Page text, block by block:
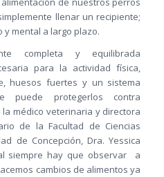
llenar un recipiente;
mental a largo plazo.
completa y equilibrada
para la actividad física,
huesos fuertes y un sistema
puede protegerlos contra
médico veterinaria y directora
de la Facultad de Ciencias
de Concepción, Dra. Yessica
siempre hay que observar a
cambios de alimentos ya